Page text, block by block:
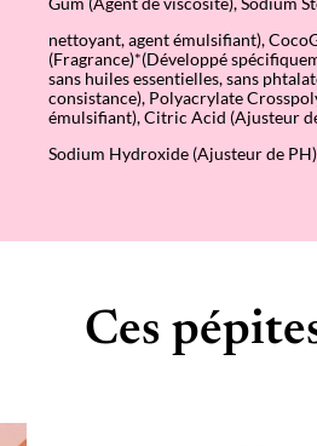
nettoyant, agent émulsifiant),
(Fragrance)*(Développé
sans huiles essentielles, sans
consistance), Polyacrylate
émulsifiant), Citric Acid (Ajusteur
Sodium Hydroxide (Ajusteur de
Ces